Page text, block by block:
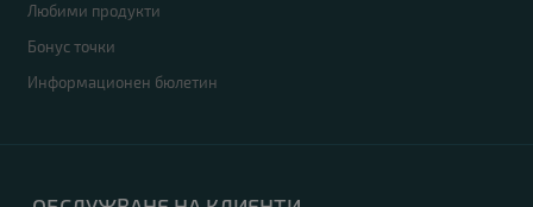
Любими продукти
Бонус точки
Информационен бюлетин